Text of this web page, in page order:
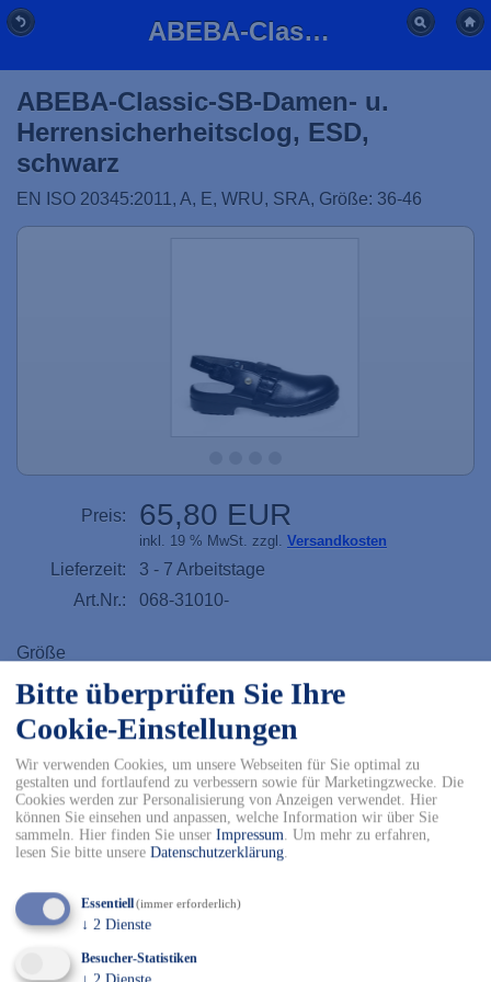
Bitte überprüfen Sie Ihre
Cookie-Einstellungen
Wir verwenden Cookies, um unsere Webseiten für Sie optimal zu
gestalten und fortlaufend zu verbessern sowie für Marketingzwecke. Die
Cookies werden zur Personalisierung von Anzeigen verwendet. Hier
können Sie einsehen und anpassen, welche Information wir über Sie
sammeln. Hier finden Sie unser Impressum. Um mehr zu erfahren,
lesen Sie bitte unsere Datenschutzerklärung.
Essentiell(immer erforderlich)
↓ 2 Dienste
Besucher-Statistiken
ABEBA-Classic-SB-Damen- u. Herrensicherheitsclog, ESD, schwarz
ABEBA-Classic-SB-Damen- u.
Herrensicherheitsclog, ESD,
schwarz
EN ISO 20345:2011, A, E, WRU, SRA, Größe: 36-46
Preis: 65,80 EUR
inkl. 19 % MwSt. zzgl. Versandkosten
Lieferzeit:
3 - 7 Arbeitstage
Art.Nr.:
068-31010-
Größe
36 37 38
40 41 42 43
44 45 46